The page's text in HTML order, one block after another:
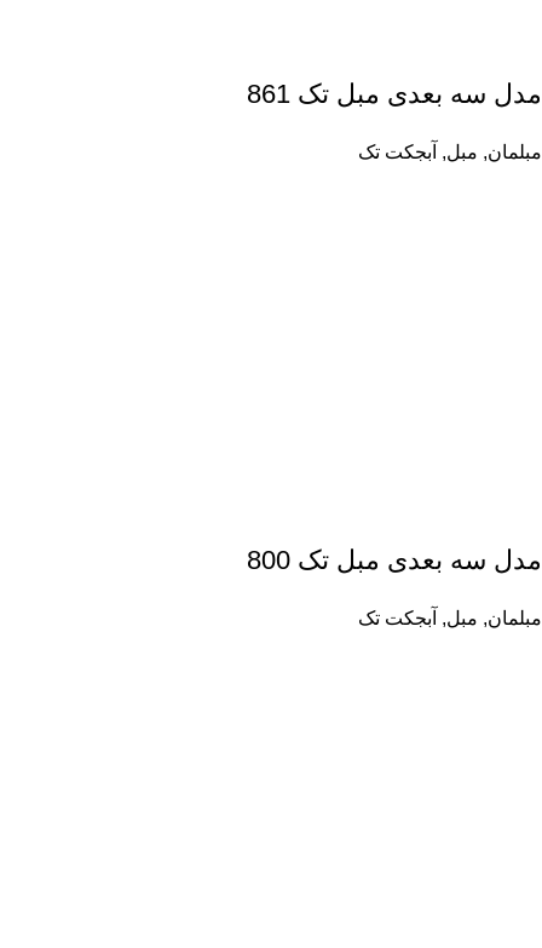
مدل سه بعدی مبل تک 861
مبلمان, مبل, آبجکت تک
مدل سه بعدی مبل تک 800
مبلمان, مبل, آبجکت تک